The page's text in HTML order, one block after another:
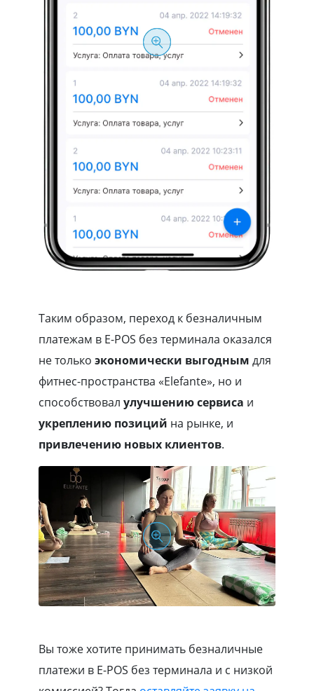
Таким образом, переход к безналичным
платежам в E-POS без терминала оказался
не только экономически выгодным для
фитнес-пространства «Elefante», но и
способствовал улучшению сервиса и
укреплению позиций на рынке, и
привлечению новых клиентов.
Вы тоже хотите принимать безналичные
платежи в E-POS без терминала и с низкой